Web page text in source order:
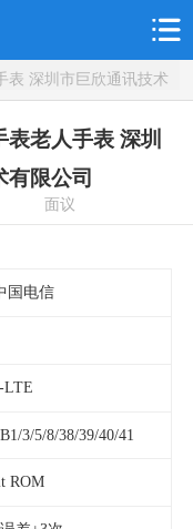
深圳市巨欣通讯技术
老人手表 深圳
有限公司
面议
国电信
LTE
3/5/8/38/39/40/41
ROM